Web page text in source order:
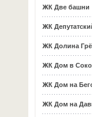
ЖК Две башни
ЖК
ЖК Долина
ЖК Дом в
ЖК Дом на
ЖК Дом на